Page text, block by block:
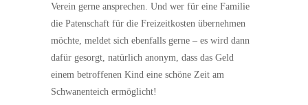
Verein gerne ansprechen. Und wer für eine Familie
die Patenschaft für die Freizeitkosten übernehmen
möchte, meldet sich ebenfalls gerne – es wird dann
dafür gesorgt, natürlich anonym, dass das Geld
einem betroffenen Kind eine schöne Zeit am
Schwanenteich ermöglicht!